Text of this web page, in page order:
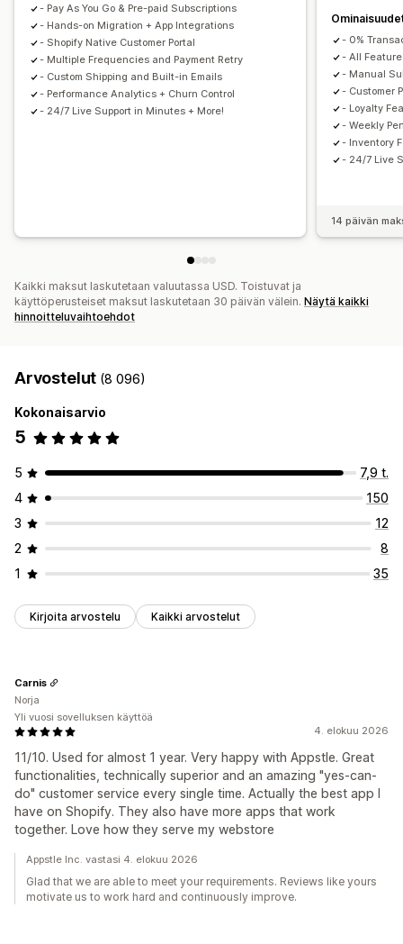
- Pay As You Go & Pre-paid Subscriptions
- Hands-on Migration + App Integrations
- Shopify Native Customer Portal
- Multiple Frequencies and Payment Retry
- Custom Shipping and Built-in Emails
- Performance Analytics + Churn Control
- 24/7 Live Support in Minutes + More!
- 0%
- All
- Manual
- Customer
- Loyalty
- Weekly
- Inventory
- 24/7 Live
14 päivän
Kaikki maksut laskutetaan valuutassa USD. Toistuvat ja
käyttöperusteiset maksut laskutetaan 30 päivän välein. Näytä kaikki
hinnoitteluvaihtoehdot
Arvostelut (8 096)
Kokonaisarvio
5
5
7,9 t.
4
150
3
12
2
8
1
35
Kirjoita arvostelu Kaikki arvostelut
4. elokuu 2026
11/10. Used for almost 1 year. Very happy with Appstle. Great
functionalities, technically superior and an amazing "yes-can-
do" customer service every single time. Actually the best app I
have on Shopify. They also have more apps that work
together. Love how they serve my webstore
Carnis
Norja
Yli vuosi sovelluksen käyttöä
Appstle Inc. vastasi 4. elokuu 2026
Glad that we are able to meet your requirements. Reviews like yours
motivate us to work hard and continuously improve.